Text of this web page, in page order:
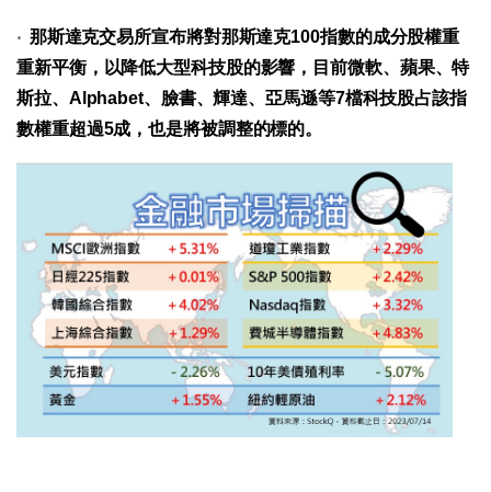
‧ 那斯達克交易所宣布將對那斯達克100指數的成分股權重
重新平衡，以降低大型科技股的影響，目前微軟、蘋果、特
斯拉、Alphabet、臉書、輝達、亞馬遜等7檔科技股占該指
數權重超過5成，也是將被調整的標的。